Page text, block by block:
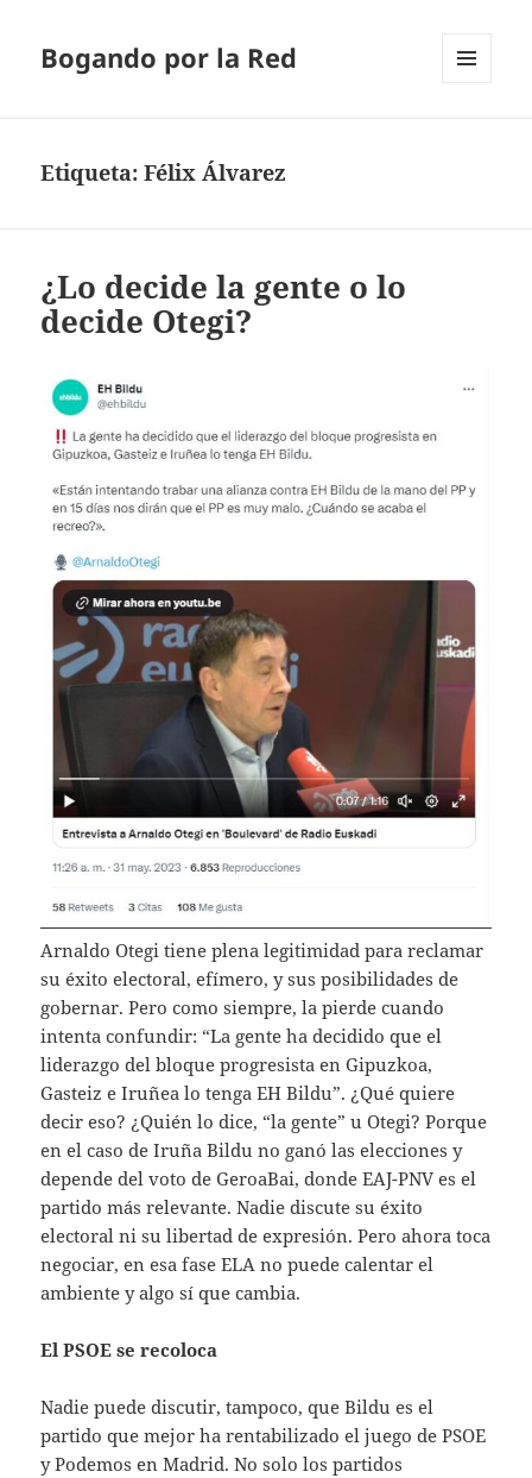
Bogando por la Red
Etiqueta:Félix Álvarez
¿Lo decide la gente o lo
decide Otegi?
Arnaldo Otegi tiene plena legitimidad para reclamar
su éxito electoral, efímero, y sus posibilidades de
gobernar. Pero como siempre, la pierde cuando
intenta confundir: “La gente ha decidido que el
liderazgo del bloque progresista en Gipuzkoa,
Gasteiz e Iruñea lo tenga EH Bildu”. ¿Qué quiere
decir eso? ¿Quién lo dice, “la gente” u Otegi? Porque
en el caso de Iruña Bildu no ganó las elecciones y
depende del voto de GeroaBai, donde EAJ-PNV es el
partido más relevante. Nadie discute su éxito
electoral ni su libertad de expresión. Pero ahora toca
negociar, en esa fase ELA no puede calentar el
ambiente y algo sí que cambia.
El PSOE se recoloca
Nadie puede discutir, tampoco, que Bildu es el
partido que mejor ha rentabilizado el juego de PSOE
y Podemos en Madrid. No solo los partidos